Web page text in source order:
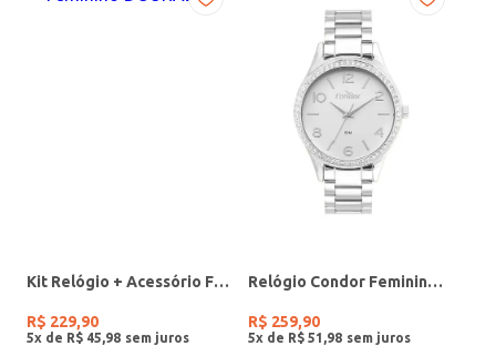
Kit Relógio + Acessório Feminino DOURADO
R$ 229,90
5x de R$ 45 98
Relógio Condor Feminino PRATA
R$ 259,90
5x de R$ 51 98